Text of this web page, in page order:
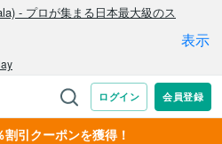
引クーポンを獲得！